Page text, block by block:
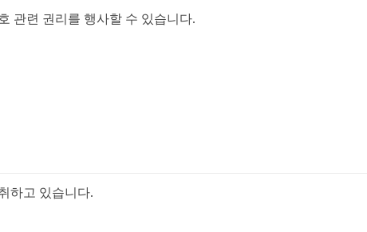
관련 권리를 행사할 수 있습니다.
하고 있습니다.